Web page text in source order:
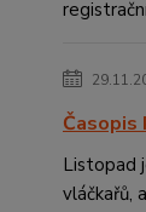
Časopis
Listopad
vláčkařů,